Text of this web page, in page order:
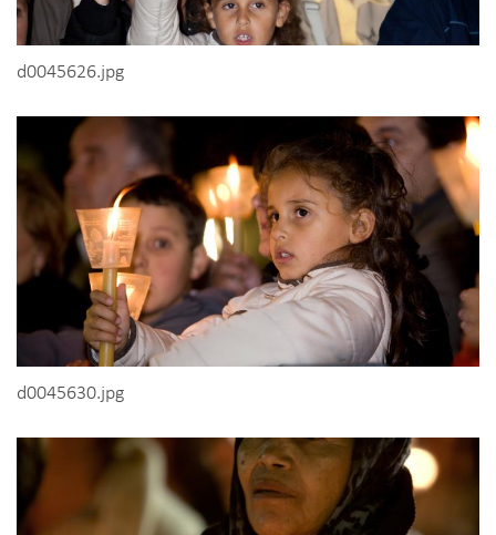
d0045626.jpg
d0045630.jpg